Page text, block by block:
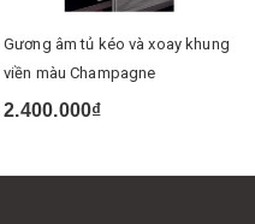
Gương âm tủ kéo và xoay khung
viền màu Champagne
2.400.000₫